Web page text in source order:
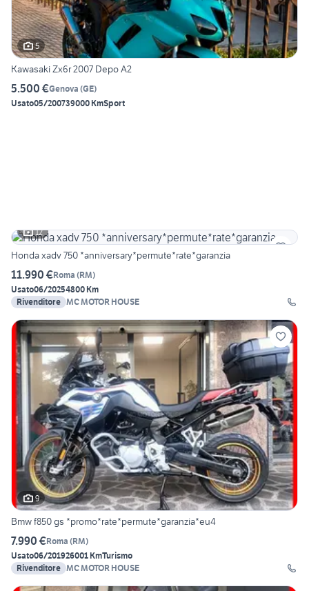
5
Kawasaki Zx6r 2007 Depo A2
5.500 €Genova (GE)
Usato05/200739000 KmSport
12
Honda xadv 750 *anniversary*permute*rate*garanzia
11.990 €Roma (RM)
Usato06/20254800 Km
Rivenditore MC MOTOR HOUSE
9
Bmw f850 gs *promo*rate*permute*garanzia*eu4
7.990 €Roma (RM)
Usato06/201926001 KmTurismo
Rivenditore MC MOTOR HOUSE